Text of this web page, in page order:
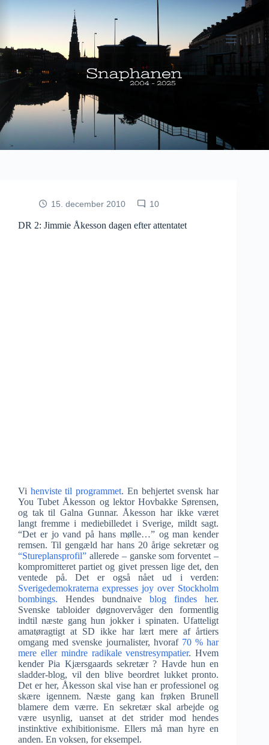
15. december 2010 10
DR 2: Jimmie Åkesson dagen efter attentatet
Vi henviste til programmet. En behjertet svensk har
You Tubet Åkesson og lektor Hovbakke Sørensen,
og tak til Galna Gunnar. Åkesson har ikke været
langt fremme i mediebilledet i Sverige, mildt sagt.
“Det er jo vand på hans mølle…” og man kender
remsen. Til gengæld har hans 20 årige sekretær og
“Stureplansprofil” allerede – ganske som forventet –
kompromitteret partiet og givet pressen lige det, den
ventede på. Det er også nået ud i verden:
Sverigedemokraterna expresses joy over Stockholm
bombings. Hendes bundnaiveblog findes her.
Svenske tabloider døgnovervåger den formentlig
indtil næste gang hun jokker i spinaten. Ufatteligt
amatøragtigt at SD ikke har lært mere af årtiers
omgang med svenske journalister, hvoraf 70 % har
mere eller mindre radikale venstresympatier. Hvem
kender Pia Kjærsgaards sekretær ? Havde hun en
sladder-blog, vil den blive beordret lukket pronto.
Det er her, Åkesson skal vise han er professionel og
skære igennem. Næste gang kan frøken Brunell
blamere dem værre. En sekretær skal arbejde og
være usynlig, uanset at det strider mod hendes
instinktive exhibitionisme. Ellers må man hyre en
anden. En voksen, for eksempel.